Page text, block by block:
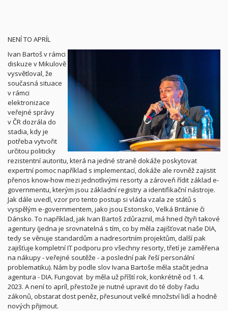
NENÍ TO APRÍL
Ivan Bartoš v rámci
diskuze v Mikulově
vysvětloval, že
současná situace
v rámci
elektronizace
veřejné správy
v ČR dozrála do
stadia, kdy je
potřeba vytvořit
určitou politicky
rezistentní autoritu, která na jedné straně dokáže poskytovat
expertní pomoc například s implementací, dokáže ale rovněž zajistit
přenos know-how mezi jednotlivými resorty a zároveň řídit základ e-
governmentu, kterým jsou základní registry a identifikační nástroje.
Jak dále uvedl, vzor pro tento postup si vláda vzala ze států s
vyspělým e-governmentem, jako jsou Estonsko, Velká Británie či
Dánsko. To například, jak Ivan Bartoš zdůraznil, má hned čtyři takové
agentury (jedna je srovnatelná s tím, co by měla zajišťovat naše DIA,
tedy se věnuje standardům a nadresortním projektům, další pak
zajišťuje kompletní IT podporu pro všechny resorty, třetí je zaměřena
na nákupy - veřejné soutěže - a poslední pak řeší personální
problematiku). Nám by podle slov Ivana Bartoše měla stačit jedna
agentura - DIA. Fungovat by měla už příští rok, konkrétně od 1. 4.
2023. A není to apríl, přestože je nutné upravit do té doby řadu
zákonů, obstarat dost peněz, přesunout velké množství lidí a hodně
nových přijmout.